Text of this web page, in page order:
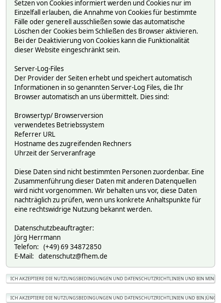
Setzen von Cookies informiert werden und Cookies nur im
Einzelfall erlauben, die Annahme von Cookies für bestimmte
Fälle oder generell ausschließen sowie das automatische
Löschen der Cookies beim Schließen des Browser aktivieren.
Bei der Deaktivierung von Cookies kann die Funktionalität
dieser Website eingeschränkt sein.
Server-Log-Files
Der Provider der Seiten erhebt und speichert automatisch
Informationen in so genannten Server-Log Files, die Ihr
Browser automatisch an uns übermittelt. Dies sind:
Browsertyp/ Browserversion
verwendetes Betriebssystem
Referrer URL
Hostname des zugreifenden Rechners
Uhrzeit der Serveranfrage
Diese Daten sind nicht bestimmten Personen zuordenbar. Eine
Zusammenführung dieser Daten mit anderen Datenquellen
wird nicht vorgenommen. Wir behalten uns vor, diese Daten
nachträglich zu prüfen, wenn uns konkrete Anhaltspunkte für
eine rechtswidrige Nutzung bekannt werden.
Datenschutzbeauftragter:
Jörg Herrmann
Telefon: (+49) 69 34872850
E-Mail: datenschutz@fhem.de